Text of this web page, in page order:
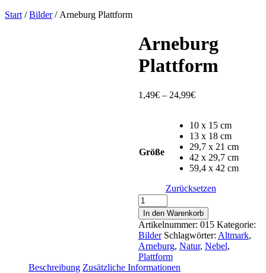
Start /Bilder/ Arneburg Plattform
Arneburg
Plattform
1,49€ – 24,99€Preisspanne:
24,99€
Größe
10 x 15 cm
13 x 18 cm
29,7 x 21 cm
42 x 29,7 cm
59,4 x 42 cm
Zurücksetzen
Arneburg
Plattform
Menge
In den Warenkorb
Artikelnummer: 015 Kategorie:
Bilder Schlagwörter: Altmark,
Arneburg, Natur, Nebel,
Plattform
Beschreibung Zusätzliche Informationen